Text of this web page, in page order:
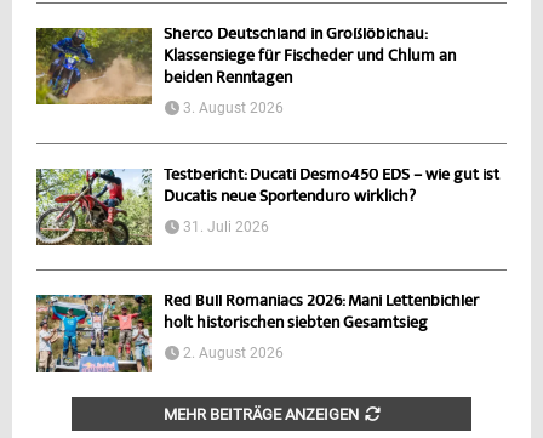
Sherco Deutschland in Großlöbichau:
Klassensiege für Fischeder und Chlum an
beiden Renntagen
3. August 2026
Testbericht: Ducati Desmo450 EDS – wie gut ist
Ducatis neue Sportenduro wirklich?
31. Juli 2026
Red Bull Romaniacs 2026: Mani Lettenbichler
holt historischen siebten Gesamtsieg
2. August 2026
MEHR BEITRÄGE ANZEIGEN